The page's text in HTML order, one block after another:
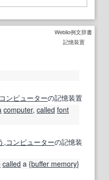
Weblio例文辞書
記憶装置
コンピューターの記憶装置
computer, called font
,コンピューターの記憶装
called a {buffer memory}